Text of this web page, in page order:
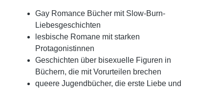
Gay Romance Bücher mit Slow-Burn-
Liebesgeschichten
lesbische Romane mit starken
Protagonistinnen
Geschichten über bisexuelle Figuren in
Büchern, die mit Vorurteilen brechen
queere Jugendbücher, die erste Liebe und